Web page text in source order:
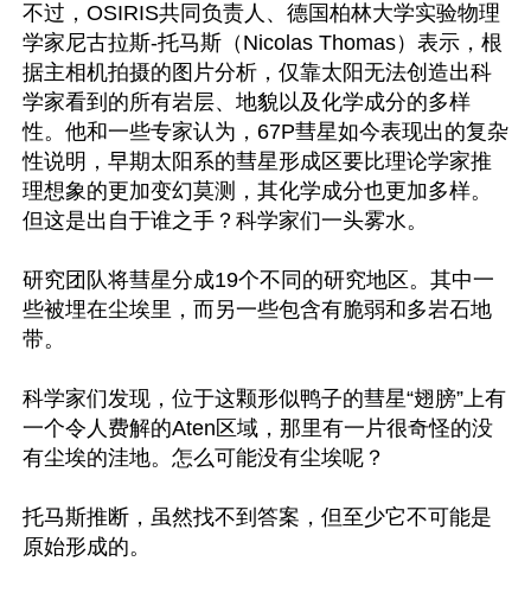
不过，OSIRIS共同负责人、德国柏林大学实验物理
学家尼古拉斯-托马斯（Nicolas Thomas）表示，根
据主相机拍摄的图片分析，仅靠太阳无法创造出科
学家看到的所有岩层、地貌以及化学成分的多样
性。他和一些专家认为，67P彗星如今表现出的复杂
性说明，早期太阳系的彗星形成区要比理论学家推
理想象的更加变幻莫测，其化学成分也更加多样。
但这是出自于谁之手？科学家们一头雾水。
研究团队将彗星分成19个不同的研究地区。其中一
些被埋在尘埃里，而另一些包含有脆弱和多岩石地
带。
科学家们发现，位于这颗形似鸭子的彗星“翅膀”上有
一个令人费解的Aten区域，那里有一片很奇怪的没
有尘埃的洼地。怎么可能没有尘埃呢？
托马斯推断，虽然找不到答案，但至少它不可能是
原始形成的。